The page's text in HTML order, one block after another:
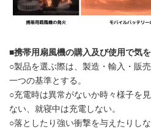
■携帯用扇風機の購入及び使用で気
○製品を選ぶ際は、製造・輸入・販
一つの基準とする。
○充電時は異常がないか時々様子を
ない、就寝中は充電しない。
○落としたり強い衝撃を与えたりし